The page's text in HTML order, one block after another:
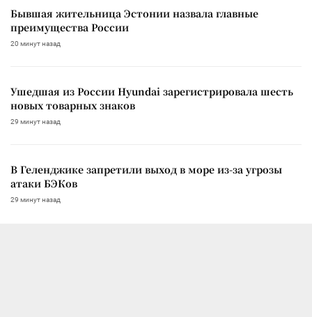
Бывшая жительница Эстонии назвала главные
преимущества России
20 минут назад
Ушедшая из России Hyundai зарегистрировала шесть
новых товарных знаков
29 минут назад
В Геленджике запретили выход в море из-за угрозы
атаки БЭКов
29 минут назад